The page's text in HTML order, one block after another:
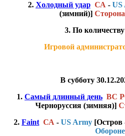
2. Холодный удар СА - US
(зимний)]
3. По
Игровой
В субботу
1. Самый длинный день ВС
Черноруссия (зимняя)]
2. Faint СА - US Army [Остров
Обороне